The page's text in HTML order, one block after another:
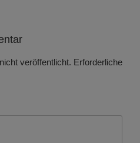
veröffentlicht. Erforderliche